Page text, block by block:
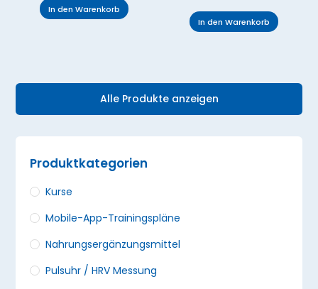
In den Warenkorb
In den Warenkorb
Alle Produkte anzeigen
Produktkategorien
Kurse
Mobile-App-Trainingspläne
Nahrungsergänzungs­mittel
Pulsuhr / HRV Messung